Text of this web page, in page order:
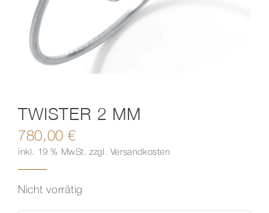
Kontakt
TWISTER 2 MM
780,00€
inkl. 19 % MwSt. zzgl. Versandkosten
Nicht vorrätig